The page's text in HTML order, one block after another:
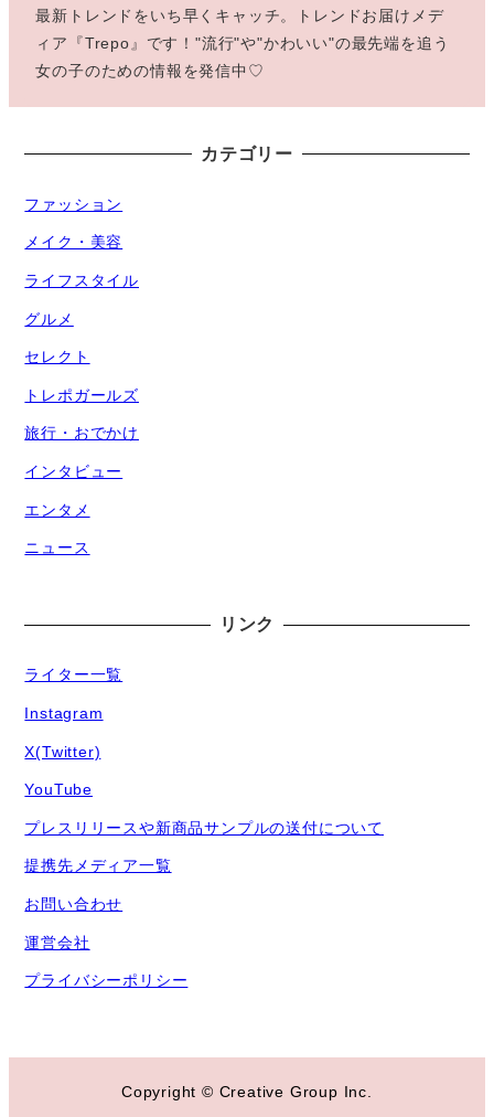
最新トレンドをいち早くキャッチ。トレンドお届けメデ
ィア『Trepo』です！"流行"や"かわいい"の最先端を追う
女の子のための情報を発信中♡
カテゴリー
ファッション
メイク・美容
ライフスタイル
グルメ
セレクト
トレポガールズ
旅行・おでかけ
インタビュー
エンタメ
ニュース
リンク
ライター一覧
Instagram
X(Twitter)
YouTube
プレスリリースや新商品サンプルの送付について
提携先メディア一覧
お問い合わせ
運営会社
プライバシーポリシー
Copyright © Creative Group Inc.